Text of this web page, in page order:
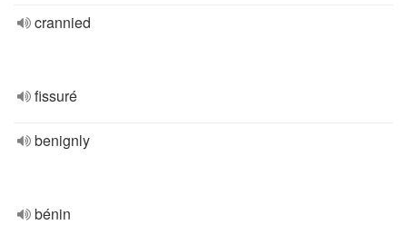
crannied
fissuré
benignly
bénin